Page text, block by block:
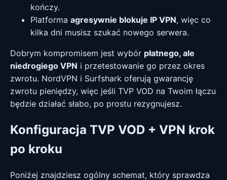
kończy.
Platforma agresywnie blokuje IP VPN, więc co
kilka dni musisz szukać nowego serwera.
Dobrym kompromisem jest wybór płatnego, ale
niedrogiego VPN i przetestowanie go przez okres
zwrotu. NordVPN i Surfshark oferują gwarancję
zwrotu pieniędzy, więc jeśli TVP VOD na Twoim łączu
będzie działać słabo, po prostu rezygnujesz.
Konfiguracja TVP VOD + VPN krok
po kroku
Poniżej znajdziesz ogólny schemat, który sprawdza